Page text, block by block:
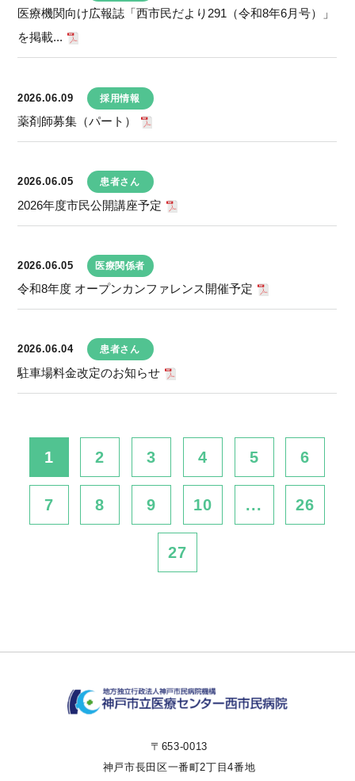
医療機関向け広報誌「西市民だより291（令和8年6月号）」
を掲載...
2026.06.09 採用情報
薬剤師募集（パート）
2026.06.05 患者さん
2026年度市民公開講座予定
2026.06.05 医療関係者
令和8年度 オープンカンファレンス開催予定
2026.06.04 患者さん
駐車場料金改定のお知らせ
1 2 3 4 5 6
7 8 9 10 ... 26
27
〒653-0013
神戸市長田区一番町2丁目4番地